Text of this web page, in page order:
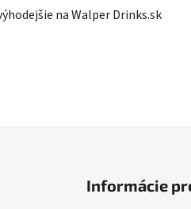
na Walper Drinks.sk
Informácie